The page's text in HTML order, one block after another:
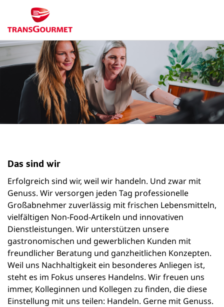
Das sind wir
Erfolgreich sind wir, weil wir handeln. Und zwar mit
Genuss. Wir versorgen jeden Tag professionelle
Großabnehmer zuverlässig mit frischen Lebensmitteln,
vielfältigen Non-Food-Artikeln und innovativen
Dienstleistungen. Wir unterstützen unsere
gastronomischen und gewerblichen Kunden mit
freundlicher Beratung und ganzheitlichen Konzepten.
Weil uns Nachhaltigkeit ein besonderes Anliegen ist,
steht es im Fokus unseres Handelns. Wir freuen uns
immer, Kolleginnen und Kollegen zu finden, die diese
Einstellung mit uns teilen: Handeln. Gerne mit Genuss.